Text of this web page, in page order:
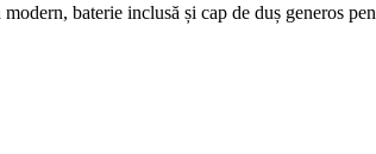
baterie inclusă și cap de duș generos